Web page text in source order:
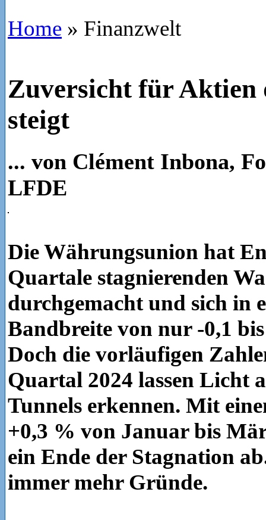
Home » Finanzwelt
Zuversicht für Aktien
steigt
... von Clément Inbona,
LFDE
Die Währungsunion hat
Quartale stagnierenden
durchgemacht und sich in
Bandbreite von nur -0,1
Doch die vorläufigen
Quartal 2024 lassen Licht
Tunnels erkennen. Mit
+0,3 % von Januar bis
ein Ende der Stagnation
immer mehr Gründe.